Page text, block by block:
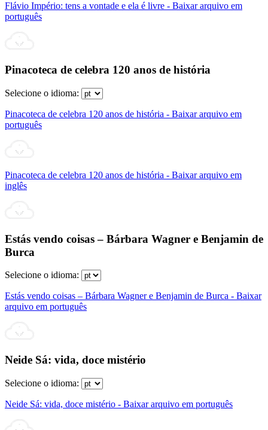
Flávio Império: tens a vontade e ela é livre - Baixar arquivo em
português
Pinacoteca de celebra 120 anos de história
Selecione o idioma:
Pinacoteca de celebra 120 anos de história - Baixar arquivo em
português
Pinacoteca de celebra 120 anos de história - Baixar arquivo em
inglês
Estás vendo coisas – Bárbara Wagner e Benjamin de
Burca
Selecione o idioma:
Estás vendo coisas – Bárbara Wagner e Benjamin de Burca - Baixar
arquivo em português
Neide Sá: vida, doce mistério
Selecione o idioma:
Neide Sá: vida, doce mistério - Baixar arquivo em português